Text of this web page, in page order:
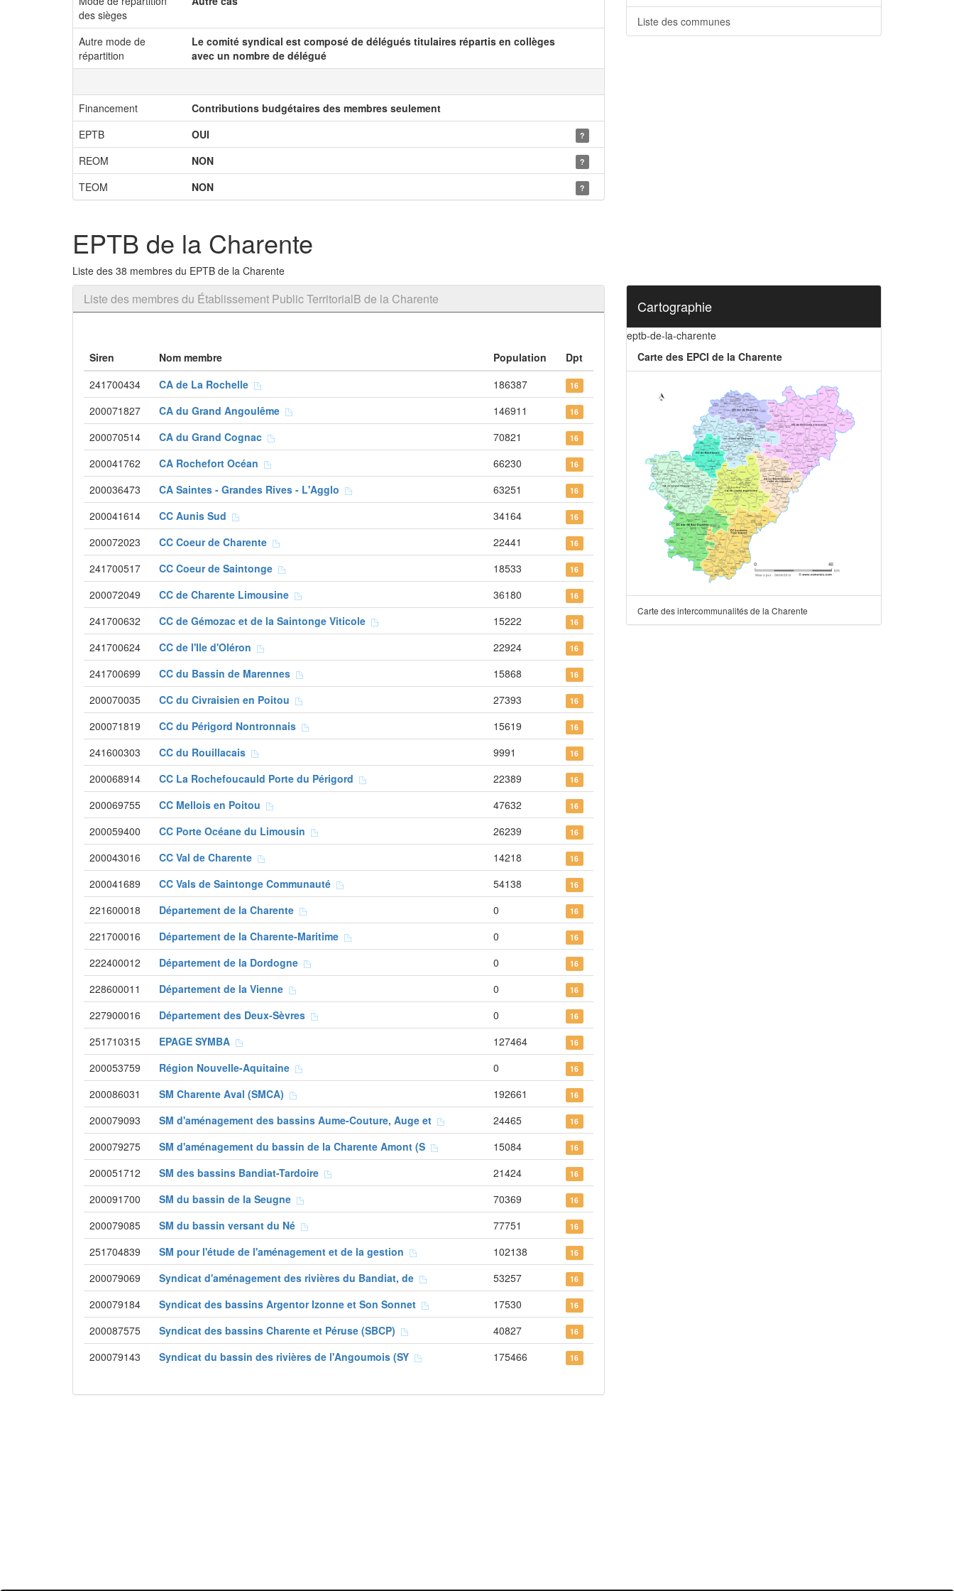
des sièges
Autre mode de
répartition
Le comité syndical est composé de délégués titulaires répartis en collèges
avec un nombre de délégué
Financement
Contributions budgétaires des membres seulement
EPTB
OUI ?
REOM NON ?
TEOM NON ?
Liste des communes
EPTB de la Charente
Liste des 38 membres du EPTB de la Charente
Liste des membres du Établissement Public TerritorialB de la Charente
Siren Nom membre Population
Dpt
241700434
CA de La Rochelle 186387 16
200071827 CA du Grand Angoulême 146911 16
200070514 CA du Grand Cognac 70821 16
200041762 CA Rochefort Océan 66230 16
200036473 CA Saintes - Grandes Rives - L'Agglo 63251 16
200041614 CC Aunis Sud 34164 16
200072023 CC Coeur de Charente 22441 16
241700517 CC Coeur de Saintonge 18533 16
200072049 CC de Charente Limousine 36180 16
241700632 CC de Gémozac et de la Saintonge Viticole 15222 16
241700624 CC de l'Ile d'Oléron 22924 16
241700699 CC du Bassin de Marennes 15868 16
200070035 CC du Civraisien en Poitou 27393 16
200071819 CC du Périgord Nontronnais 15619 16
241600303 CC du Rouillacais 9991 16
200068914 CC La Rochefoucauld Porte du Périgord 22389 16
200069755 CC Mellois en Poitou 47632 16
200059400 CC Porte Océane du Limousin 26239 16
200043016 CC Val de Charente 14218 16
200041689 CC Vals de Saintonge Communauté 54138 16
221600018 Département de la Charente 0 16
221700016 Département de la Charente-Maritime 0 16
222400012 Département de la Dordogne 0 16
228600011 Département de la Vienne 0 16
227900016 Département des Deux-Sèvres 0 16
251710315 EPAGE SYMBA 127464 16
200053759 Région Nouvelle-Aquitaine 0 16
200086031 SM Charente Aval (SMCA) 192661 16
200079093 SM d'aménagement des bassins Aume-Couture, Auge et 24465 16
200079275 SM d'aménagement du bassin de la Charente Amont (S 15084 16
200051712 SM des bassins Bandiat-Tardoire 21424 16
200091700 SM du bassin de la Seugne 70369 16
200079085 SM du bassin versant du Né 77751 16
251704839 SM pour l'étude de l'aménagement et de la gestion 102138 16
200079069 Syndicat d'aménagement des rivières du Bandiat, de 53257 16
200079184 Syndicat des bassins Argentor Izonne et Son Sonnet 17530 16
200087575 Syndicat des bassins Charente et Péruse (SBCP) 40827 16
200079143 Syndicat du bassin des rivières de l'Angoumois (SY 175466 16
Cartographie
eptb-de-la-charente
Carte des EPCI de la Charente
Carte des intercommunalités de la Charente